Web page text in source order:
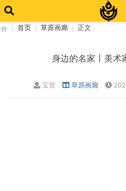
首页 草原画廊 正文
身边的名家丨美术
宝音 草原画廊